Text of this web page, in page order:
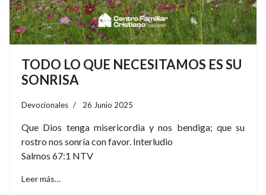
TODO LO QUE NECESITAMOS ES SU
SONRISA
Devocionales 26 Junio 2025
Que Dios tenga misericordia y nos bendiga; que su
rostro nos sonría con favor. Interludio
Salmos 67:1 NTV
Leer más…